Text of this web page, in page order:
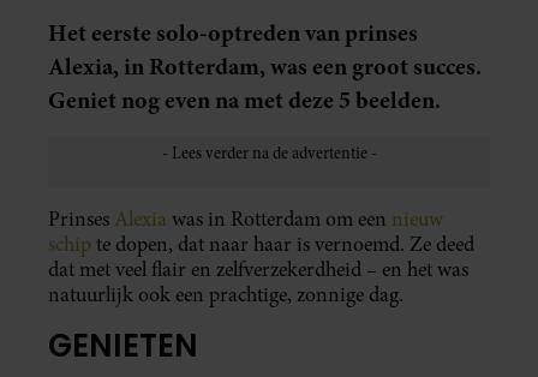
Het eerste solo-optreden van prinses
Alexia, in Rotterdam, was een groot succes.
Geniet nog even na met deze 5 beelden.
Prinses Alexia was in Rotterdam om een nieuw
schip te dopen, dat naar haar is vernoemd. Ze deed
dat met veel flair en zelfverzekerdheid – en het was
natuurlijk ook een prachtige, zonnige dag.
GENIETEN